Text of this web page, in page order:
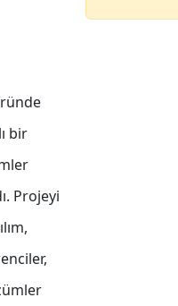
bir
Projeyi